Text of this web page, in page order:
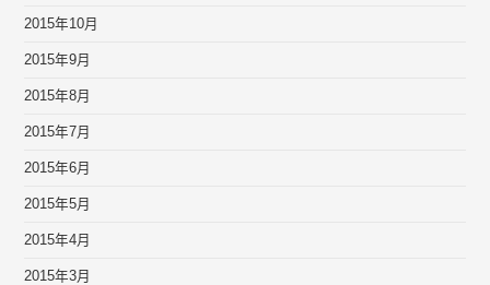
2015年10月
2015年9月
2015年8月
2015年7月
2015年6月
2015年5月
2015年4月
2015年3月